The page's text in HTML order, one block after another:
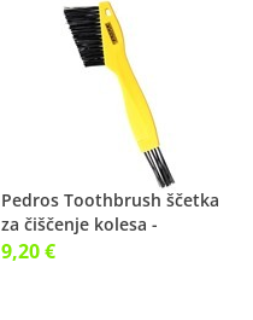
Pedros Toothbrush ščetka
za čiščenje kolesa -
verižnikov
9,20 €